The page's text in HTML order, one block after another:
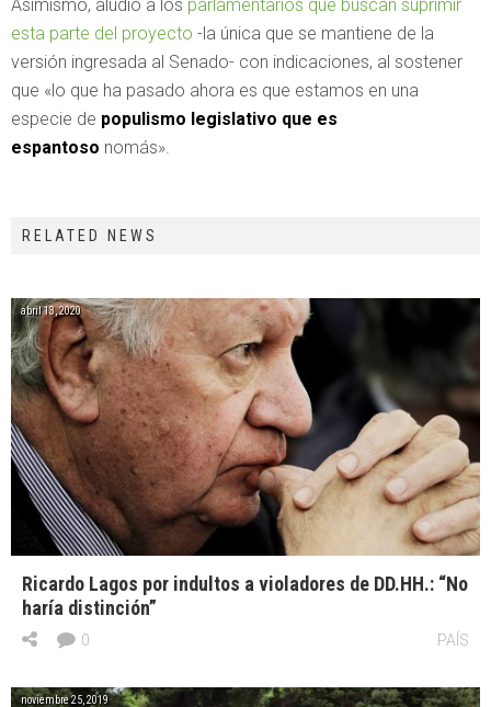
Asimismo, aludió a los parlamentarios que buscan suprimir
esta parte del proyecto -la única que se mantiene de la
versión ingresada al Senado- con indicaciones, al sostener
que «lo que ha pasado ahora es que estamos en una
especie de populismo legislativo que es
espantoso nomás».
RELATED NEWS
abril 13, 2020
Ricardo Lagos por indultos a violadores de DD.HH.: “No
haría distinción”
PAÍS
0
noviembre 25, 2019